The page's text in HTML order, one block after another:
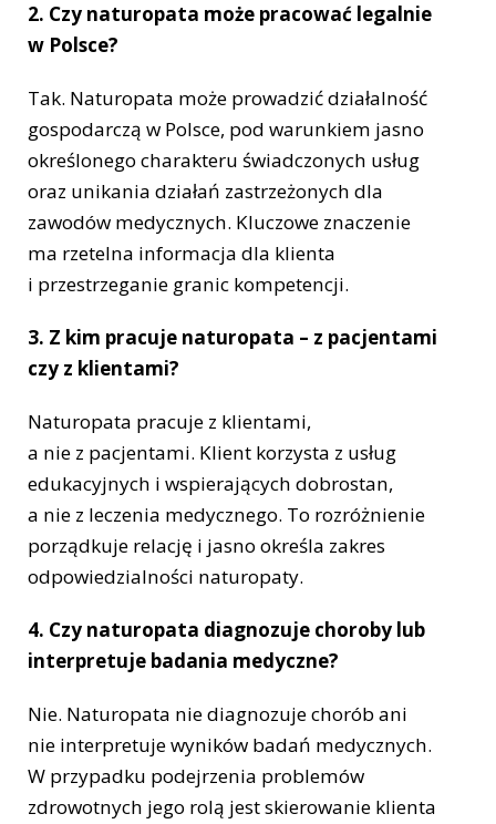
2. Czy naturopata może pracować legalnie
w Polsce?
Tak. Naturopata może prowadzić działalność
gospodarczą w Polsce, pod warunkiem jasno
określonego charakteru świadczonych usług
oraz unikania działań zastrzeżonych dla
zawodów medycznych. Kluczowe znaczenie
ma rzetelna informacja dla klienta
i przestrzeganie granic kompetencji.
3. Z kim pracuje naturopata – z pacjentami
czy z klientami?
Naturopata pracuje z klientami,
a nie z pacjentami. Klient korzysta z usług
edukacyjnych i wspierających dobrostan,
a nie z leczenia medycznego. To rozróżnienie
porządkuje relację i jasno określa zakres
odpowiedzialności naturopaty.
4. Czy naturopata diagnozuje choroby lub
interpretuje badania medyczne?
Nie. Naturopata nie diagnozuje chorób ani
nie interpretuje wyników badań medycznych.
W przypadku podejrzenia problemów
zdrowotnych jego rolą jest skierowanie klienta